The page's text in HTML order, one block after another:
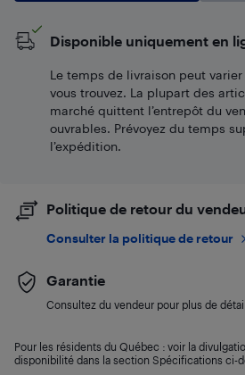
Disponible uniquement en
Le temps de livraison peut
vous trouvez. La plupart des
marché quittent l’entrepôt du
ouvrables. Prévoyez du temps
l’expédition.
Politique de retour du
Consulter la politique de retour
Garantie
Consultez du vendeur pour plus de
Pour les résidents du Québec : voir la
disponibilité dans la section Spécifications ci-